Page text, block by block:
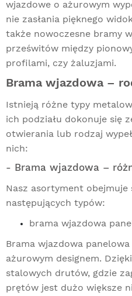
wjazdowe o ażurowym
nie zasłania pięknego
także nowoczesne bramy
prześwitów między
profilami, czy żaluzjami.
Brama wjazdowa –
Istnieją różne typy
ich podziału dokonuje się
otwierania lub rodzaj
nich:
- Brama wjazdowa –
Nasz asortyment
następujących typów:
brama wjazdowa
Brama wjazdowa
ażurowym designem.
stalowych drutów, gdzie
prętów jest dużo większe